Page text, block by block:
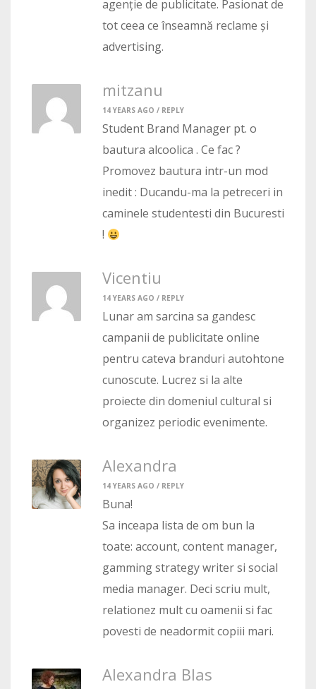
agenție de publicitate. Pasionat de
tot ceea ce înseamnă reclame și
advertising.
mitzanu
14 YEARS AGO / REPLY
Student Brand Manager pt. o
bautura alcoolica . Ce fac ?
Promovez bautura intr-un mod
inedit : Ducandu-ma la petreceri in
caminele studentesti din Bucuresti
!
Vicentiu
14 YEARS AGO / REPLY
Lunar am sarcina sa gandesc
campanii de publicitate online
pentru cateva branduri autohtone
cunoscute. Lucrez si la alte
proiecte din domeniul cultural si
organizez periodic evenimente.
Alexandra
14 YEARS AGO / REPLY
Buna!
Sa inceapa lista de om bun la
toate: account, content manager,
gamming strategy writer si social
media manager. Deci scriu mult,
relationez mult cu oamenii si fac
povesti de neadormit copiii mari.
Alexandra Blas